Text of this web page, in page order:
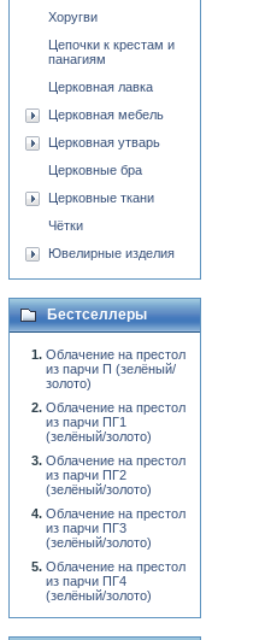
Хоругви
Цепочки к крестам и
панагиям
Церковная лавка
Церковная мебель
Церковная утварь
Церковные бра
Церковные ткани
Чётки
Ювелирные изделия
Бестселлеры
Облачение на престол
из парчи П (зелёный/
золото)
Облачение на престол
из парчи ПГ1
(зелёный/золото)
Облачение на престол
из парчи ПГ2
(зелёный/золото)
Облачение на престол
из парчи ПГ3
(зелёный/золото)
Облачение на престол
из парчи ПГ4
(зелёный/золото)